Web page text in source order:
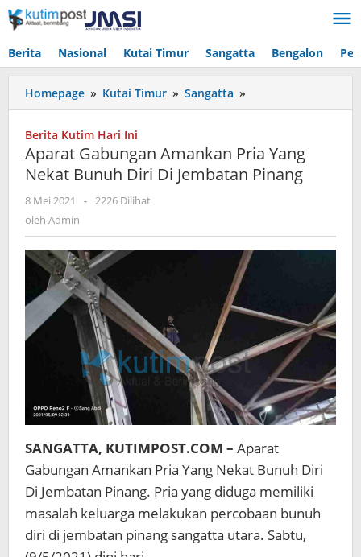
Lewati
ke
Berita Nasional Kutai Timur Sangatta Bengalon
Homepage » Kutai Timur » Sangatta »
Gabungan
Yang
Nekat
Pinang
Berita Kutim Hari Ini
Aparat Gabungan Amankan Pria Yang
Nekat Bunuh Diri Di Jembatan Pinang
8 Mei 2021
oleh
- 2226 Dilihat
oleh Admin
SANGATTA, KUTIMPOST.COM – Aparat
Gabungan Amankan Pria Yang Nekat Bunuh Diri
Di Jembatan Pinang. Pria yang diduga memiliki
masalah keluarga melakukan percobaan bunuh
diri di jembatan pinang sangatta utara. Sabtu,